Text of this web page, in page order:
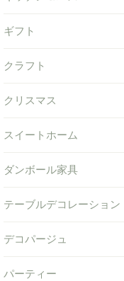
ギフト
クラフト
クリスマス
スイートホーム
ダンボール家具
テーブルデコレーション
デコパージュ
パーティー